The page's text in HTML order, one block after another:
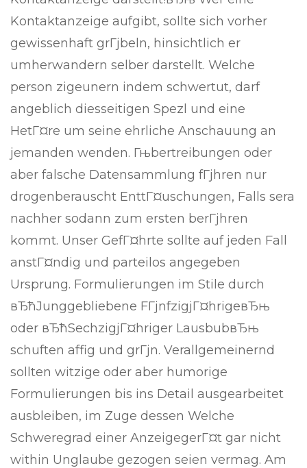
Kontaktanzeige aufgibt, sollte sich vorher
gewissenhaft grГјbeln, hinsichtlich er
umherwandern selber darstellt. Welche
person zigeunern indem schwertut, darf
angeblich diesseitigen Spezl und eine
HetГ¤re um seine ehrliche Anschauung an
jemanden wenden. Гњbertreibungen oder
aber falsche Datensammlung fГјhren nur
drogenberauscht EnttГ¤uschungen, Falls sera
nachher sodann zum ersten berГјhren
kommt. Unser GefГ¤hrte sollte auf jeden Fall
anstГ¤ndig und parteilos angegeben
Ursprung. Formulierungen im Stile durch
вЂћJunggebliebene FГјnfzigjГ¤hrigeвЂњ
oder вЂћSechzigjГ¤hriger LausbubвЂњ
schuften affig und grГјn. Verallgemeinernd
sollten witzige oder aber humorige
Formulierungen bis ins Detail ausgearbeitet
ausbleiben, im Zuge dessen Welche
Schweregrad einer AnzeigegerГ¤t gar nicht
within Unglaube gezogen seien vermag. Am